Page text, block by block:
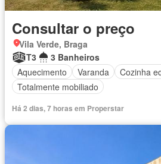
Consultar o preço
Vila Verde, Braga
T3
3 Banheiros
Aquecimento
Varanda Cozinha
Totalmente mobiliado
Há 2 dias, 7 horas em Properstar